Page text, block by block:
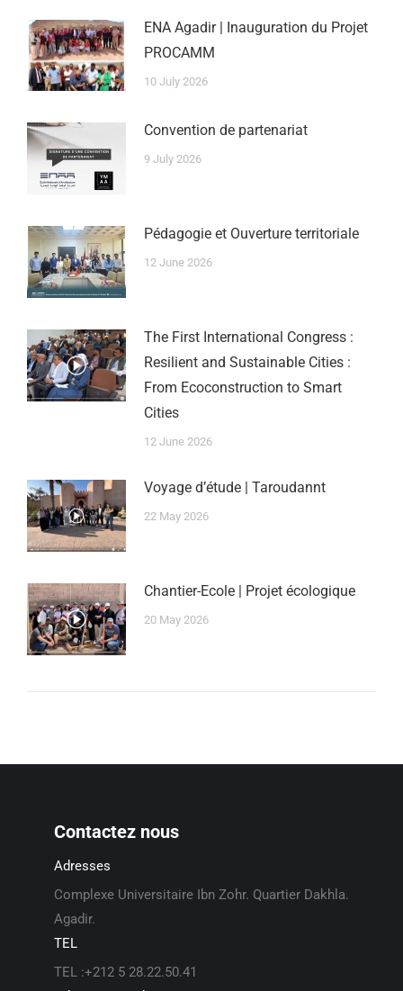
ENA Agadir | Inauguration du Projet
PROCAMM
10 July 2026
Convention de partenariat
9 July 2026
Pédagogie et Ouverture territoriale
12 June 2026
The First International Congress :
Resilient and Sustainable Cities :
From Ecoconstruction to Smart
Cities
12 June 2026
Voyage d’étude | Taroudannt
22 May 2026
Chantier-Ecole | Projet écologique
20 May 2026
Contactez nous
Adresses
Complexe Universitaire Ibn Zohr. Quartier Dakhla.
Agadir.
TEL
TEL :+212 5 28.22.50.41